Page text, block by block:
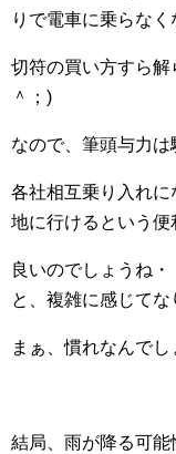
りで電車に乗らなく
切符の買い方すら解
＾；)
なので、筆頭与力は
各社相互乗り入れ
地に行けるという便
良いのでしょうね
と、複雑に感じてな
まぁ、慣れなんでし
結局、雨が降る可